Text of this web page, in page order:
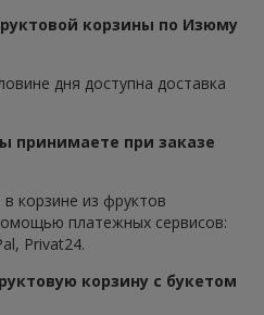
корзины по Изюму
дня доступна доставка
принимаете при заказе
корзине из фруктов
платежных сервисов:
Privat24.
корзину с букетом